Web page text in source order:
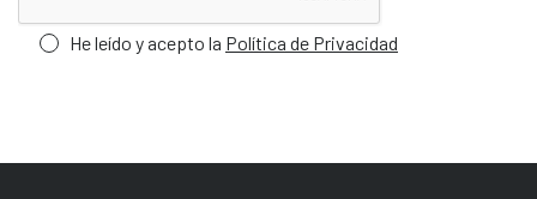
He leído y acepto la Política de Privacidad